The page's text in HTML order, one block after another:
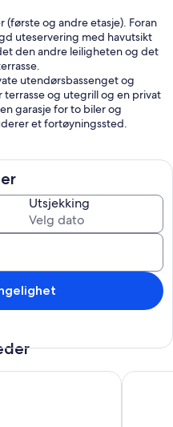
(første og andre etasje). Foran
uteservering med havutsikt
den andre leiligheten og det
utendørsbassenget og
og utegrill og en privat
garasje for to biler og
et fortøyningssted.
Utsjekking